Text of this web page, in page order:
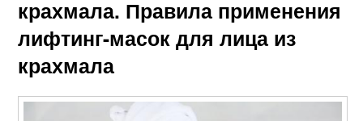
крахмала. Правила применения
лифтинг-масок для лица из
крахмала